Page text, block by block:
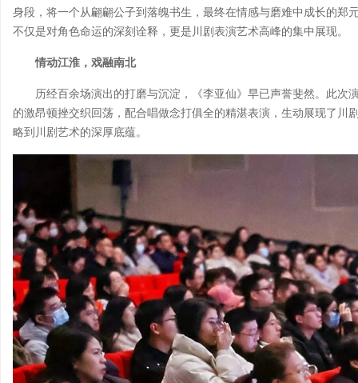
身段，将一个从翩翩公子到落魄书生，最终在情感与磨难中成长的郑
不仅是对角色命运的深刻诠释，更是川剧表演艺术高峰的集中展现。
情动江淮，戏融南北
历经百余场演出的打磨与沉淀，《李亚仙》早已声誉斐然。此次
的激昂顿挫交织回荡，配合唱做念打俱全的精湛表演，生动展现了川
略到川剧艺术的深厚底蕴。